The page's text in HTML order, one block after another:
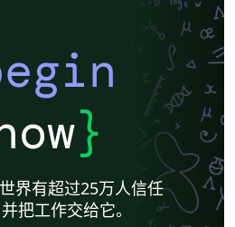
}
界有超过25万人信任
把工作交给它。